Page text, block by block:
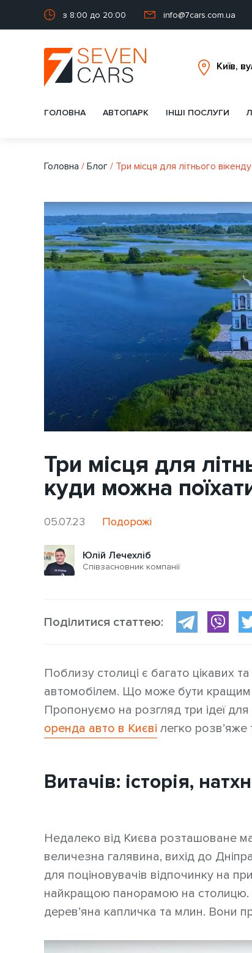
з 8:00 до 20:00 info@7cars.com.ua
ГОЛОВНА АВТОПАРК ІНШІ ПОСЛУГИ
Головна / Блог / Три місця для літнього
Три місця для
куди можна
05.07.23 Подорожі
Юлій Лечехліб
Співзасновник компанії
Поділитися статтею:
Поблизу столиці є багато цікавих
автомобілем. Що може бути кращим
Пропонуємо на розгляд три ідеї
оренда авто в Києві легко розв’яже
Витачів: історія,
Недалеко від Києва розташоване
величезна галявина, вихід до
для поціновувачів відпочинку на
найкращою панорамою на столицю.
дерев’яна капличка та млин. Вони